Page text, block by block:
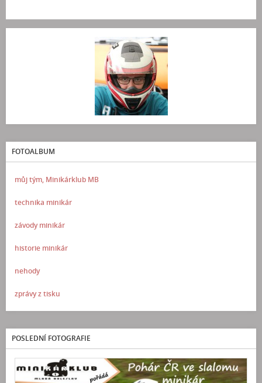
FOTOALBUM
můj tým, Minikárklub MB
technika minikár
závody minikár
historie minikár
nehody
zprávy z tisku
POSLEDNÍ FOTOGRAFIE